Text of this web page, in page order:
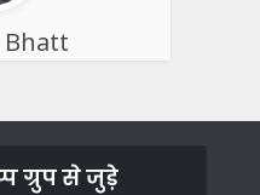
Bhatt
ग्रुप से जुड़े